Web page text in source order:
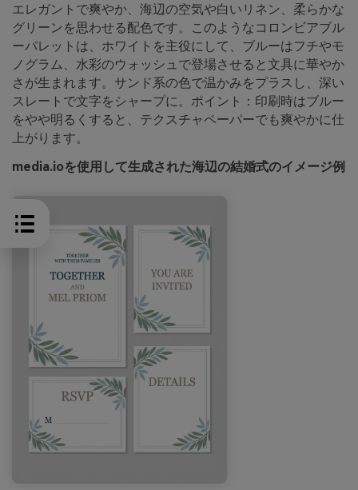
エレガントで爽やか、海辺の空気や白いリネン、柔らかな
グリーンを思わせる配色です。このようなコロンビアブル
ーパレットは、ホワイトを主役にして、ブルーはフチやモ
ノグラム、水彩のウォッシュで登場させると文具に華やか
さが生まれます。サンド系の色で温かみをプラスし、深い
スレートで文字をシャープに。ポイント：印刷時はブルー
をやや明るくすると、テクスチャペーパーでも爽やかに仕
上がります。
media.ioを使用して生成された海辺の結婚式のイメージ例